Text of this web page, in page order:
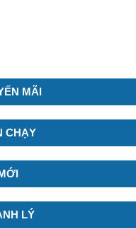
MÃI
CHẠY
LÝ